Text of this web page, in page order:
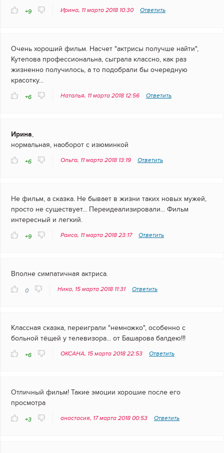
+9 Ирина, 11 марта 2018 10:30 Ответить
Очень хороший фильм. Насчет "актрисы получше найти",
Кутепова профессиональна, сыграла классно, как раз
жизненно получилось, а то подобрали бы очередную
красотку...
+6 Наталья, 11 марта 2018 12:56 Ответить
Ирина,
нормальная, наоборот с изюминкой
+6 Ольга, 11 марта 2018 13:19 Ответить
Не фильм, а сказка. Не бывает в жизни таких новых мужей,
просто не существует... Переидеализировали... Фильм
интересный и легкий.
+9 Раиса, 11 марта 2018 23:17 Ответить
Вполне симпатичная актриса.
0 Ника, 15 марта 2018 11:31 Ответить
Классная сказка, переиграли "немножко", особенно с
больной тёщей у телевизора... от Башарова балдею!!!
+6 ОКСАНА, 15 марта 2018 22:53 Ответить
Отличный фильм! Такие эмоции хорошие после его
просмотра
+3 анастасия, 17 марта 2018 00:53 Ответить